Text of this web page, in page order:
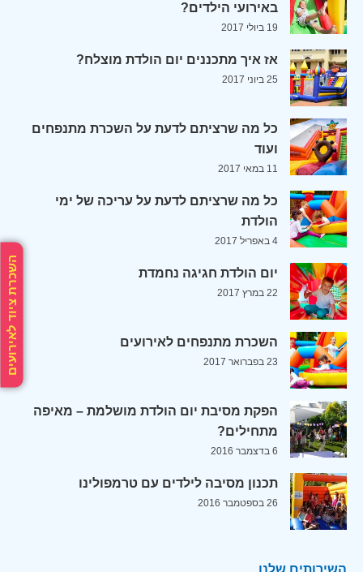
השכרת ציוד לאירועים
באירועי הילדים?
19 ביולי 2017
אז איך מתכננים יום הולדת מוצלח?
25 ביוני 2017
כל מה שרציתם לדעת על השכרת מתנפחים
ועוד
11 במאי 2017
כל מה שרציתם לדעת על עריכה של ימי
הולדת
4 באפריל 2017
יום הולדת חגיגה נחמדת
22 במרץ 2017
השכרת מתנפחים לאירועים
23 בפברואר 2017
הפקת מסיבת יום הולדת מושלמת – מאיפה
מתחילים?
6 בדצמבר 2016
תכנון מסיבה לילדים עם טרמפולינו
26 בספטמבר 2016
השירותים שלנו